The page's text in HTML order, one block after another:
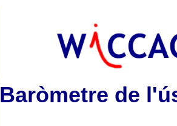
Baròmetre de